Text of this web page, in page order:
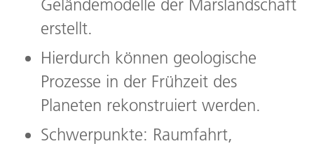
Geländemodelle der Marslandschaft
erstellt.
Hierdurch können geologische
Prozesse in der Frühzeit des
Planeten rekonstruiert werden.
Schwerpunkte: Raumfahrt,